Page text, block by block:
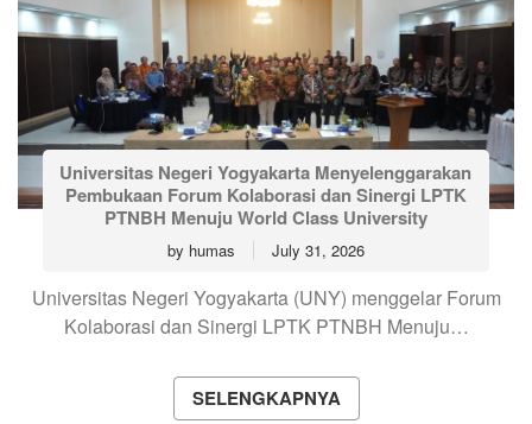
Universitas Negeri Yogyakarta Menyelenggarakan
Pembukaan Forum Kolaborasi dan Sinergi LPTK
PTNBH Menuju World Class University
by humas July 31, 2026
Universitas Negeri Yogyakarta (UNY) menggelar Forum
Kolaborasi dan Sinergi LPTK PTNBH Menuju…
SELENGKAPNYA